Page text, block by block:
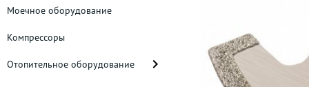
Моечное оборудование
Компрессоры
Отопительное оборудование